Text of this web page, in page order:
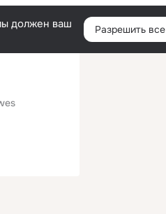
Войти
должен ваш
Разрешить все